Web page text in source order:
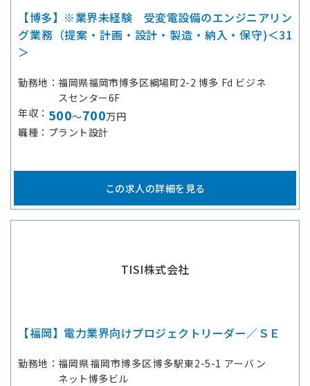
【博多】※業界未経験 受変電設備のエンジニアリン
グ業務（提案・計画・設計・製造・納入・保守)＜31
＞
勤務地
福岡県福岡市博多区綱場町2-2 博多 Fd ビジネ
スセンター6F
年収
500～700万円
職種
プラント設計
この求人の詳細を見る
TISI株式会社
【福岡】電力業界向けプロジェクトリーダー／ＳＥ
勤務地
福岡県福岡市博多区博多駅東2-5-1 アーバン
ネット博多ビル